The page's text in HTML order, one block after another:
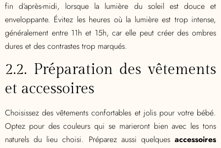
fin d’après-midi, lorsque la lumière du soleil est douce et
enveloppante. Évitez les heures où la lumière est trop intense,
généralement entre 11h et 15h, car elle peut créer des ombres
dures et des contrastes trop marqués.
2.2. Préparation des vêtements
et accessoires
Choisissez des vêtements confortables et jolis pour votre bébé.
Optez pour des couleurs qui se marieront bien avec les tons
naturels du lieu choisi. Préparez aussi quelques accessoires